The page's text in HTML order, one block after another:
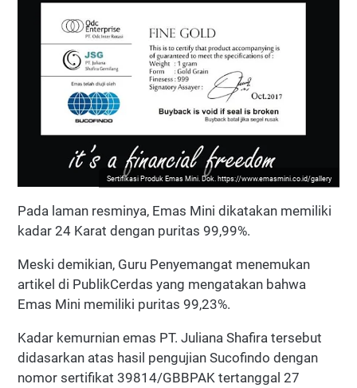
Sertifikasi Produk Emas Mini. Dok. https://www.emasmini.co.id/gallery
Pada laman resminya, Emas Mini dikatakan memiliki
kadar 24 Karat dengan puritas 99,99%.
Meski demikian, Guru Penyemangat menemukan
artikel di PublikCerdas yang mengatakan bahwa
Emas Mini memiliki puritas 99,23%.
Kadar kemurnian emas PT. Juliana Shafira tersebut
didasarkan atas hasil pengujian Sucofindo dengan
nomor sertifikat 39814/GBBPAK tertanggal 27